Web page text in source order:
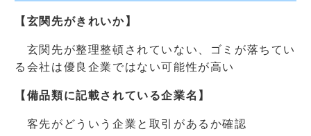
【玄関先がきれいか】
玄関先が整理整頓されていない、ゴミが落ちてい
る会社は優良企業ではない可能性が高い
【備品類に記載されている企業名】
客先がどういう企業と取引があるか確認